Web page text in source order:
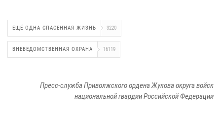
ЕЩЁ ОДНА СПАСЕННАЯ ЖИЗНЬ 3220
ВНЕВЕДОМСТВЕННАЯ ОХРАНА 16119
Пресс-служба Приволжского ордена Жукова округа войск
национальной гвардии Российской Федерации